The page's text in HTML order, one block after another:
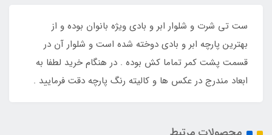
ست تی شرت و شلوار ابر و بادی ویژه بانوان بوده و از
بهترین پارچه ابر و بادی دوخته شده است و شلوار آن در
قسمت پشت کمر تماما کش بوده . در هنگام خرید لطفا به
ابعاد مندرج در عکس ها و کالیته رنگ پارچه دقت فرمایید .